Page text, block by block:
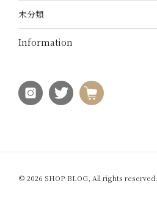
未分類
Information
© 2026 SHOP BLOG, All rights reserved.